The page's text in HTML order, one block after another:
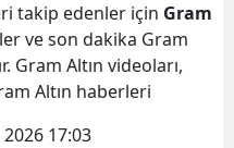
takip edenler için Gram
ve son dakika Gram
Gram Altın videoları,
Altın haberleri
17:03